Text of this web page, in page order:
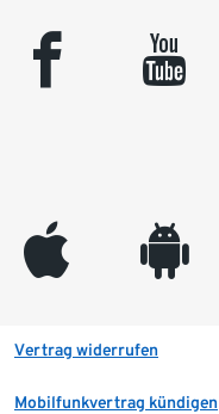
facebook youtube
appleinc android
Vertrag widerrufen
Mobilfunkvertrag kündigen